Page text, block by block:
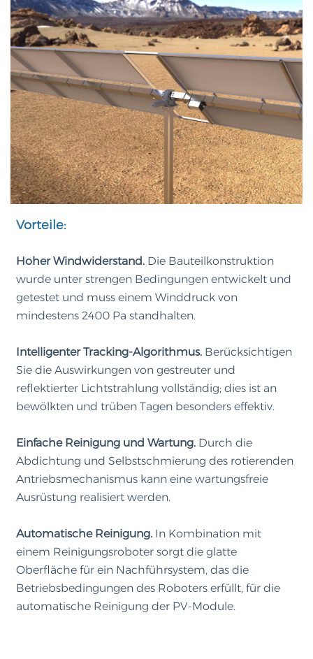
Vorteile:
Hoher Windwiderstand. Die Bauteilkonstruktion
wurde unter strengen Bedingungen entwickelt und
getestet und muss einem Winddruck von
mindestens 2400 Pa standhalten.
Intelligenter Tracking-Algorithmus. Berücksichtigen
Sie die Auswirkungen von gestreuter und
reflektierter Lichtstrahlung vollständig; dies ist an
bewölkten und trüben Tagen besonders effektiv.
Einfache Reinigung und Wartung. Durch die
Abdichtung und Selbstschmierung des rotierenden
Antriebsmechanismus kann eine wartungsfreie
Ausrüstung realisiert werden.
Automatische Reinigung. In Kombination mit
einem Reinigungsroboter sorgt die glatte
Oberfläche für ein Nachführsystem, das die
Betriebsbedingungen des Roboters erfüllt, für die
automatische Reinigung der PV-Module.